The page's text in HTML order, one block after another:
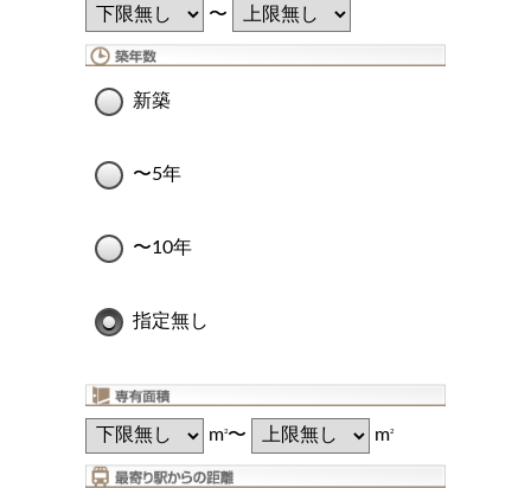
〜
新築
〜5年
〜10年
指定無し
m2〜 m2